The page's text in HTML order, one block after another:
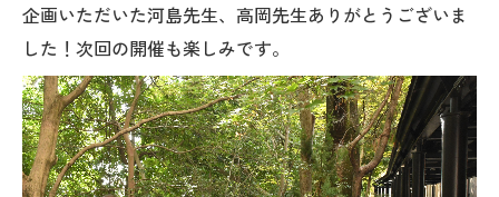
企画いただいた河島先生、高岡先生ありがとうございま
した！次回の開催も楽しみです。